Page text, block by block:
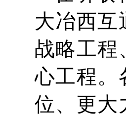
大冶西互
战略工程
心工程。
位、更大